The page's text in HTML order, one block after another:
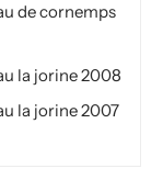
de cornemps
la jorine 2008
la jorine 2007